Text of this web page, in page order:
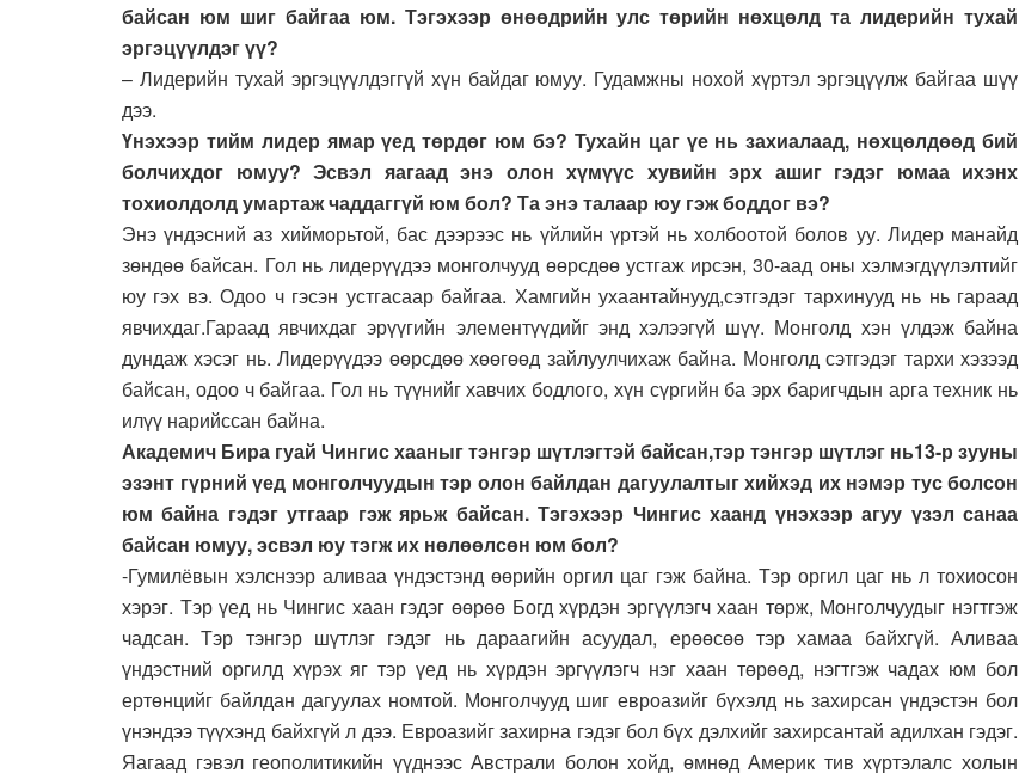
байсан юм шиг байгаа юм. Тэгэхээр өнөөдрийн улс төрийн нөхцөлд та лидерийн тухай
эргэцүүлдэг үү?
– Лидерийн тухай эргэцүүлдэггүй хүн байдаг юмуу. Гудамжны нохой хүртэл эргэцүүлж байгаа шүү
дээ.
Үнэхээр тийм лидер ямар үед төрдөг юм бэ? Тухайн цаг үе нь захиалаад, нөхцөлдөөд бий
болчихдог юмуу? Эсвэл яагаад энэ олон хүмүүс хувийн эрх ашиг гэдэг юмаа ихэнх
тохиолдолд умартаж чаддаггүй юм бол? Та энэ талаар юу гэж боддог вэ?
Энэ үндэсний аз хийморьтой, бас дээрээс нь үйлийн үртэй нь холбоотой болов уу. Лидер манайд
зөндөө байсан. Гол нь лидерүүдээ монголчууд өөрсдөө устгаж ирсэн, 30-аад оны хэлмэгдүүлэлтийг
юу гэх вэ. Одоо ч гэсэн устгасаар байгаа. Хамгийн ухаантайнууд,сэтгэдэг тархинууд нь нь гараад
явчихдаг.Гараад явчихдаг эрүүгийн элементүүдийг энд хэлээгүй шүү. Монголд хэн үлдэж байна
дундаж хэсэг нь. Лидерүүдээ өөрсдөө хөөгөөд зайлуулчихаж байна. Монголд сэтгэдэг тархи хэзээд
байсан, одоо ч байгаа. Гол нь түүнийг хавчих бодлого, хүн сүргийн ба эрх баригчдын арга техник нь
илүү нарийссан байна.
Академич Бира гуай Чингис хааныг тэнгэр шүтлэгтэй байсан,тэр тэнгэр шүтлэг нь13-р зууны
эзэнт гүрний үед монголчуудын тэр олон байлдан дагуулалтыг хийхэд их нэмэр тус болсон
юм байна гэдэг утгаар гэж ярьж байсан. Тэгэхээр Чингис хаанд үнэхээр агуу үзэл санаа
байсан юмуу, эсвэл юу тэгж их нөлөөлсөн юм бол?
-Гумилёвын хэлснээр аливаа үндэстэнд өөрийн оргил цаг гэж байна. Тэр оргил цаг нь л тохиосон
хэрэг. Тэр үед нь Чингис хаан гэдэг өөрөө Богд хүрдэн эргүүлэгч хаан төрж, Монголчуудыг нэгтгэж
чадсан. Тэр тэнгэр шүтлэг гэдэг нь дараагийн асуудал, ерөөсөө тэр хамаа байхгүй. Аливаа
үндэстний оргилд хүрэх яг тэр үед нь хүрдэн эргүүлэгч нэг хаан төрөөд, нэгтгэж чадах юм бол
ертөнцийг байлдан дагуулах номтой. Монголчууд шиг евроазийг бүхэлд нь захирсан үндэстэн бол
үнэндээ түүхэнд байхгүй л дээ. Евроазийг захирна гэдэг бол бүх дэлхийг захирсантай адилхан гэдэг.
Яагаад гэвэл геополитикийн үүднээс Австрали болон хойд, өмнөд Америк тив хүртэлалс холын